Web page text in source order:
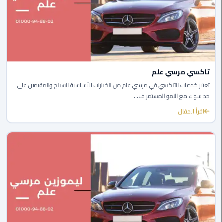
ليموزين
فيصل
ليموزين
من
مطار
برج
العرب
إلى
القاهرة
ليموزين
الهرم
ليموزين
من
مطار
تاكسي مرسي علم
تعتبر خدمات التاكسي في مرسي علم من الخيارات الأساسية للسياح والمقيمين على
حد سواء مع النمو المستمر ف...
اقرأ المقال